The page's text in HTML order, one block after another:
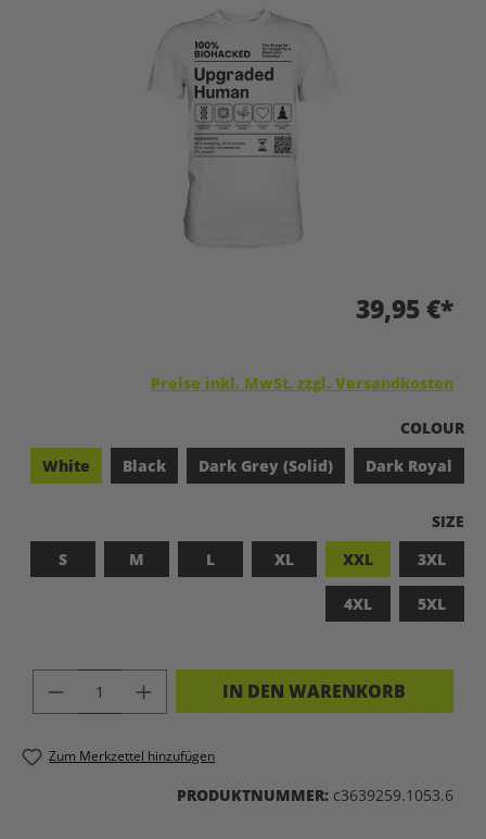
Bildergalerie überspringen
39,95 €*
Preise inkl. MwSt. zzgl. Versandkosten
COLOUR
White
Black Dark Grey (Solid) Dark Royal
SIZE
S
M L XL XXL 3XL
4XL 5XL
PRODUKT ANZAHL: GIB DEN
IN DEN WARENKORB
Zum Merkzettel hinzufügen
PRODUKTNUMMER: c3639259.1053.6